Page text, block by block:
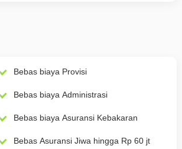
Bebas biaya Provisi
Bebas biaya Administrasi
Bebas biaya Asuransi Kebakaran
Bebas Asuransi Jiwa hingga Rp 60 jt